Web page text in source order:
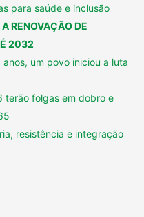
para saúde e inclusão
RENOVAÇÃO DE
2032
um povo iniciou a luta
terão folgas em dobro e
resistência e integração